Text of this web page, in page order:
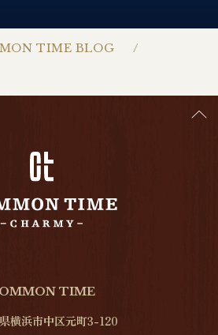
TIME BLOG
TIME
横浜市中区元町3-120